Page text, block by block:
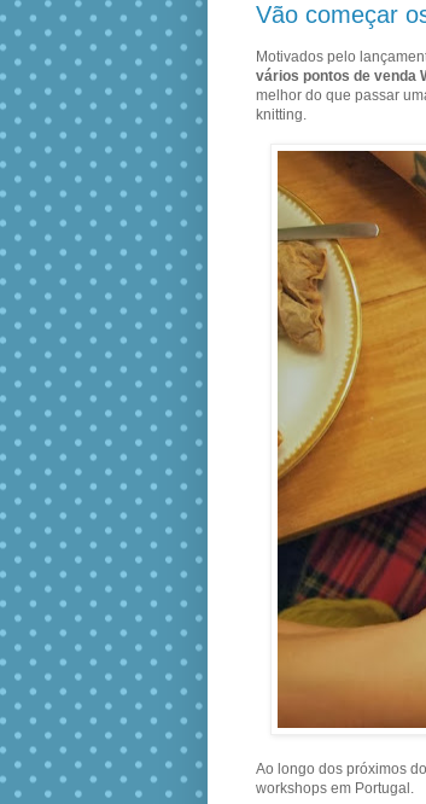
Vão começar
Motivados pelo
vários pontos de venda
melhor do que passar
knitting.
Ao longo dos próximos
workshops em Portugal.